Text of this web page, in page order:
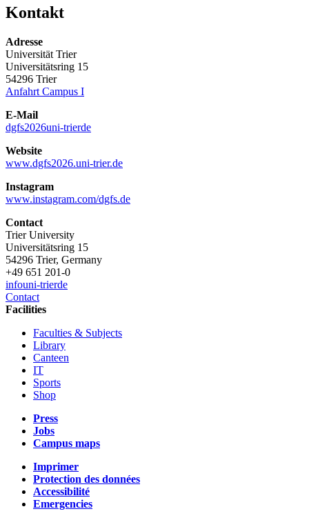
Kontakt
Adresse
Universität Trier
Universitätsring 15
54296 Trier
Anfahrt Campus I
E-Mail
dgfs2026uni-trierde
Website
www.dgfs2026.uni-trier.de
Instagram
www.instagram.com/dgfs.de
Contact
Trier University
Universitätsring 15
54296 Trier, Germany
+49 651 201-0
infouni-trierde
Contact
Facilities
Faculties & Subjects
Library
Canteen
IT
Sports
Shop
Press
Jobs
Campus maps
Imprimer
Protection des données
Accessibilité
Emergencies